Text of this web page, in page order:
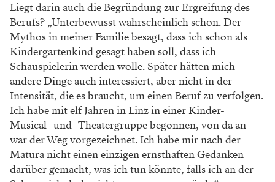
Liegt darin auch die Begründung zur Ergreifung des
Berufs? „Unterbewusst wahrscheinlich schon. Der
Mythos in meiner Familie besagt, dass ich schon als
Kindergartenkind gesagt haben soll, dass ich
Schauspielerin werden wolle. Später hätten mich
andere Dinge auch interessiert, aber nicht in der
Intensität, die es braucht, um einen Beruf zu verfolgen.
Ich habe mit elf Jahren in Linz in einer Kinder-
Musical- und -Theatergruppe begonnen, von da an
war der Weg vorgezeichnet. Ich habe mir nach der
Matura nicht einen einzigen ernsthaften Gedanken
darüber gemacht, was ich tun könnte, falls ich an der